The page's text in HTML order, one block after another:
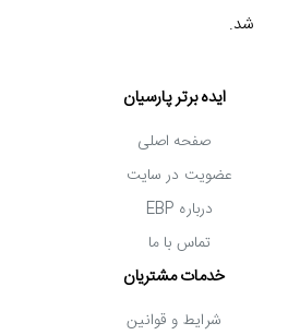
شد.
ایده برتر پارسیان
صفحه اصلی
عضویت در سایت
درباره EBP
تماس با ما
خدمات مشتریان
شرایط و قوانین